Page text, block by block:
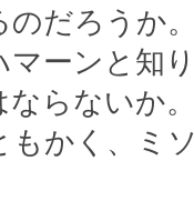
のだろうか
ーンと知
ならないか
もかく、ミ